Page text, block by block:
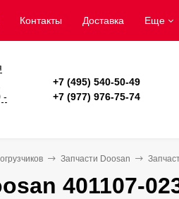
Контакты Доставка Еще
-
+7 (495) 540-50-49
+7 (977) 976-75-74
Запчасти Doosan
401107-